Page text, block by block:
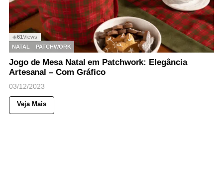
◉61 Views
NATAL
PATCHWORK
Jogo de Mesa Natal em Patchwork: Elegância
Artesanal – Com Gráfico
03/12/2023
Veja Mais